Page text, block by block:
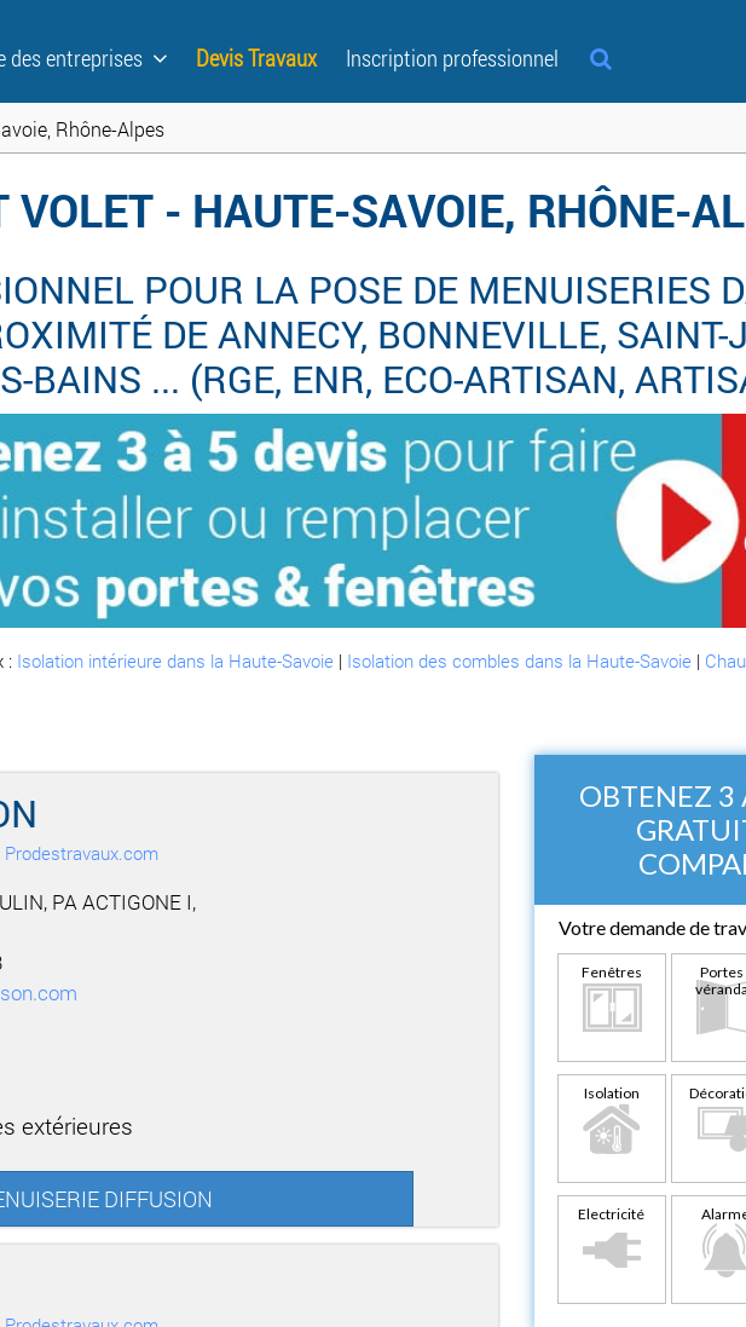
des entreprises Devis Travaux Inscription professionnel
Rhône-Alpes
VOLET - HAUTE-SAVOIE, RHÔNE-
POUR LA POSE DE MENUISERIES
DE ANNECY, BONNEVILLE, SAINT-
BAINS ... (RGE, ENR, ECO-ARTISAN,
: Isolation intérieure dans la Haute-Savoie | Isolation des combles dans la Haute-Savoie |
PA ACTIGONE I,
extérieures
DIFFUSION
OBTENEZ 3
Votre demande de
Fenêtres
Portes
Isolation
Electricité